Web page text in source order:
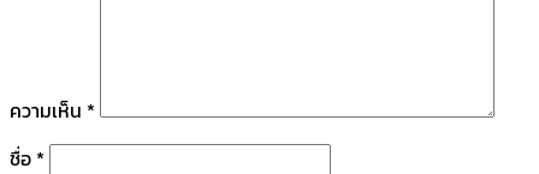
ความเห็น *
ชื่อ *